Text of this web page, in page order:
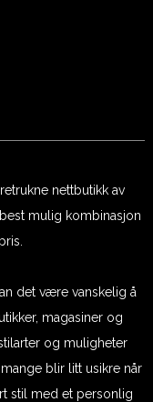
nettbutikk av
mulig kombinasjon
det være vanskelig å
magasiner og
og muligheter
blir litt usikre når
stil med et personlig